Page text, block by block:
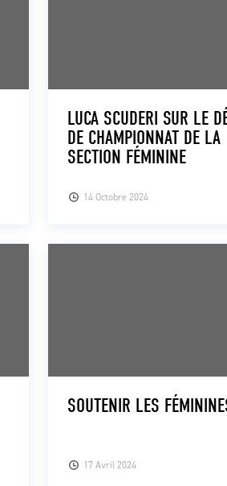
14 Octobre 2024
LUCA SCUDERI SUR LE
DE CHAMPIONNAT DE LA
SECTION FÉMININE
17 Avril 2024
SOUTENIR LES